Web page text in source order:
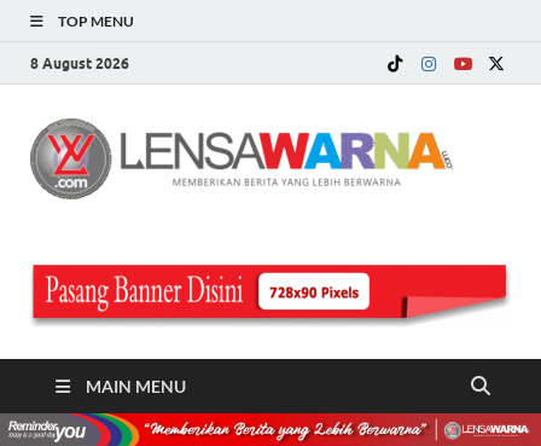
TOP MENU
8 August 2026
MAIN MENU